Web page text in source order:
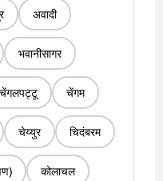
अवादी
भवानीसागर
चेंगलपट्टू चेंगम
चेय्युर चिदंबरम
कोलाचल